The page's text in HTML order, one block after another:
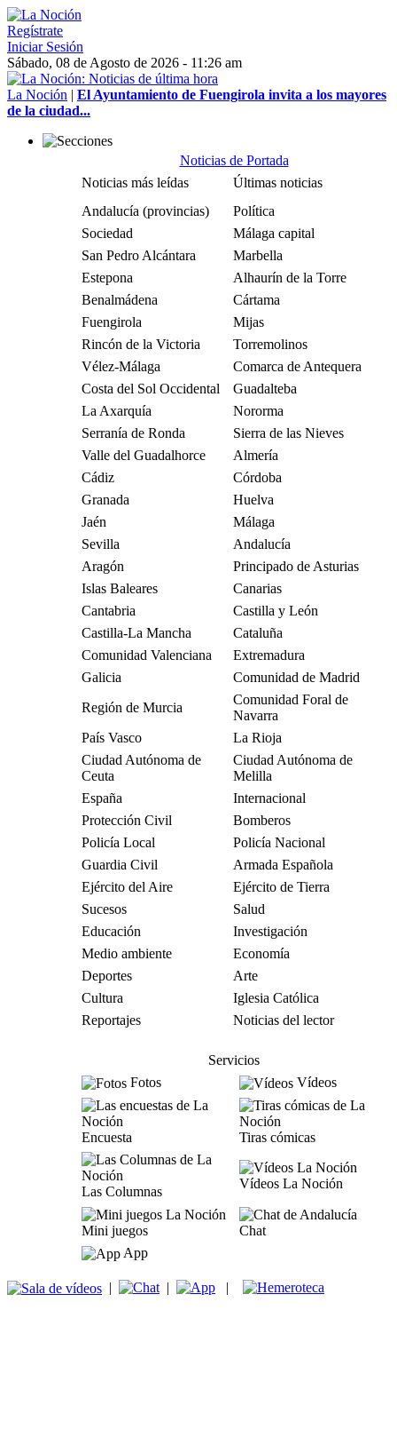
Regístrate
Iniciar Sesión
Sábado, 08 de Agosto de 2026 - 11:26 am
La Noción | El Ayuntamiento de Fuengirola invita a los mayores
de la ciudad...
Noticias de Portada
Noticias más leídas
Últimas noticias
Andalucía (provincias)
Política
Sociedad
Málaga capital
San Pedro Alcántara
Marbella
Estepona
Alhaurín de la Torre
Benalmádena
Cártama
Fuengirola
Mijas
Rincón de la Victoria
Torremolinos
Vélez-Málaga
Comarca de Antequera
Costa del Sol Occidental
Guadalteba
La Axarquía
Nororma
Serranía de Ronda
Sierra de las Nieves
Valle del Guadalhorce
Almería
Cádiz
Córdoba
Granada
Huelva
Jaén
Málaga
Sevilla
Andalucía
Aragón
Principado de Asturias
Islas Baleares
Canarias
Cantabria
Castilla y León
Castilla-La Mancha
Cataluña
Comunidad Valenciana
Extremadura
Galicia
Comunidad de Madrid
Región de Murcia
Comunidad Foral de
Navarra
País Vasco
La Rioja
Ciudad Autónoma de
Ceuta
Ciudad Autónoma de
Melilla
España
Internacional
Protección Civil
Bomberos
Policía Local
Policía Nacional
Guardia Civil
Armada Española
Ejército del Aire
Ejército de Tierra
Sucesos
Salud
Educación
Investigación
Medio ambiente
Economía
Deportes
Arte
Cultura
Iglesia Católica
Reportajes
Noticias del lector
Servicios
Fotos
Vídeos
Encuesta Tiras cómicas
Las Columnas
Vídeos La Noción
Mini juegos
Chat
App
| | |